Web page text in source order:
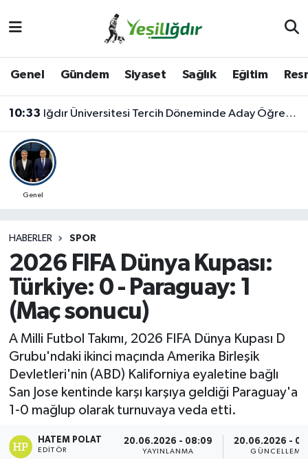
Genel Gündem Siyaset Sağlık Eğitim
10:33 Iğdır Üniversitesi Tercih Döneminde Aday Öğrencilerin Yanında
Genel
HABERLER SPOR
2026 FIFA Dünya Kupası:
Türkiye: 0 - Paraguay: 1
(Maç sonucu)
A Milli Futbol Takımı, 2026 FIFA Dünya Kupası D
Grubu'ndaki ikinci maçında Amerika Birleşik
Devletleri'nin (ABD) Kaliforniya eyaletine bağlı
San Jose kentinde karşı karşıya geldiği Paraguay'a
1-0 mağlup olarak turnuvaya veda etti.
HATEM POLAT
EDITÖR
20.06.2026 - 08:09
YAYINLANMA
20.06.2026 -
GÜNCELLEME
İğdir Namaz Vakitleri
Iğdır Trafik Yoğunluk Haritası
Süper Lig Puan Durumu ve Fikstür
Son Dakika Haberleri
Haber Arşivi